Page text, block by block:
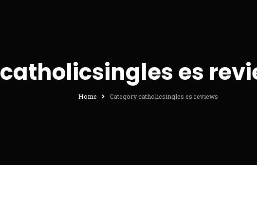
catholicsingles es
Home Category catholicsingles es reviews